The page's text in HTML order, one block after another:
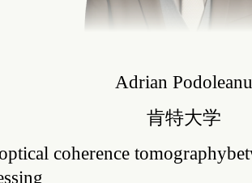
Adrian Podoleanu
肯特大学
coherence